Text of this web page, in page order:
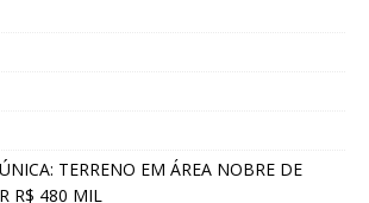
TERRENO EM ÁREA NOBRE DE
R$ 480 MIL